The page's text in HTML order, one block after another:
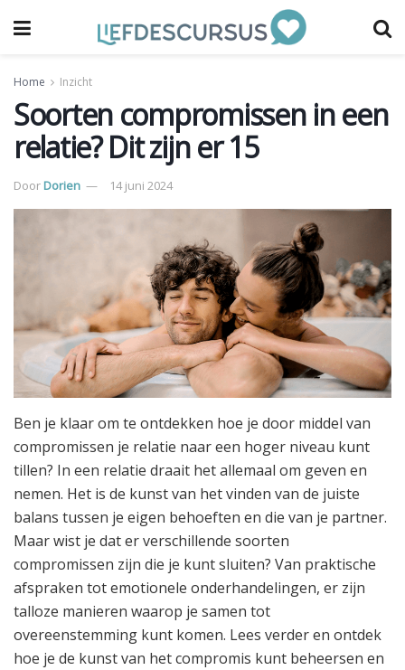
Home Inzicht
Soorten compromissen in een
relatie? Dit zijn er 15
DoorDorien 14 juni 2024
Ben je klaar om te ontdekken hoe je door middel van
compromissen je relatie naar een hoger niveau kunt
tillen? In een relatie draait het allemaal om geven en
nemen. Het is de kunst van het vinden van de juiste
balans tussen je eigen behoeften en die van je partner.
Maar wist je dat er verschillende soorten
compromissen zijn die je kunt sluiten? Van praktische
afspraken tot emotionele onderhandelingen, er zijn
talloze manieren waarop je samen tot
overeenstemming kunt komen. Lees verder en ontdek
hoe je de kunst van het compromis kunt beheersen en